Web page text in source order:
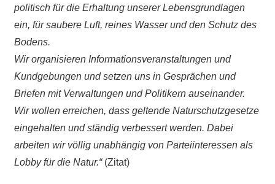
politisch für die Erhaltung unserer Lebensgrundlagen
ein, für saubere Luft, reines Wasser und den Schutz des
Bodens.
Wir organisieren Informationsveranstaltungen und
Kundgebungen und setzen uns in Gesprächen und
Briefen mit Verwaltungen und Politikern auseinander.
Wir wollen erreichen, dass geltende Naturschutzgesetze
eingehalten und ständig verbessert werden. Dabei
arbeiten wir völlig unabhängig von Parteiinteressen als
Lobby für die Natur.“(Zitat)